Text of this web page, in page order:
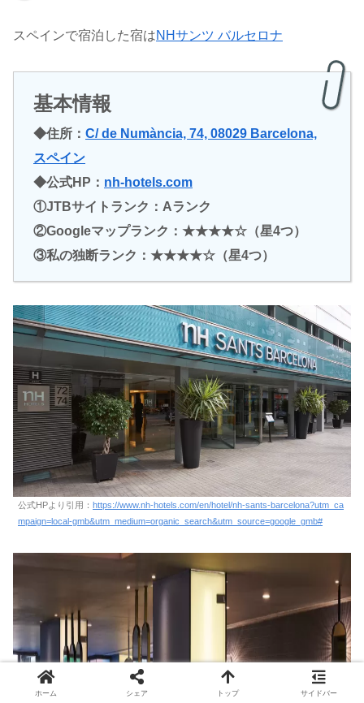
スペインで宿泊した宿はNHサンツ バルセロナ
基本情報
◆住所： C/ de Numància, 74, 08029 Barcelona,
スペイン
◆公式HP： nh-hotels.com
①JTBサイトランク：Aランク
②Googleマップランク：★★★★☆（星4つ）
③私の独断ランク：★★★★☆（星4つ）
公式HPより引用： https://www.nh-hotels.com/en/hotel/nh-sants-barcelona?utm_ca
mpaign=local-gmb&utm_medium=organic_search&utm_source=google_gmb#
ホーム シェア トップ サイドバー